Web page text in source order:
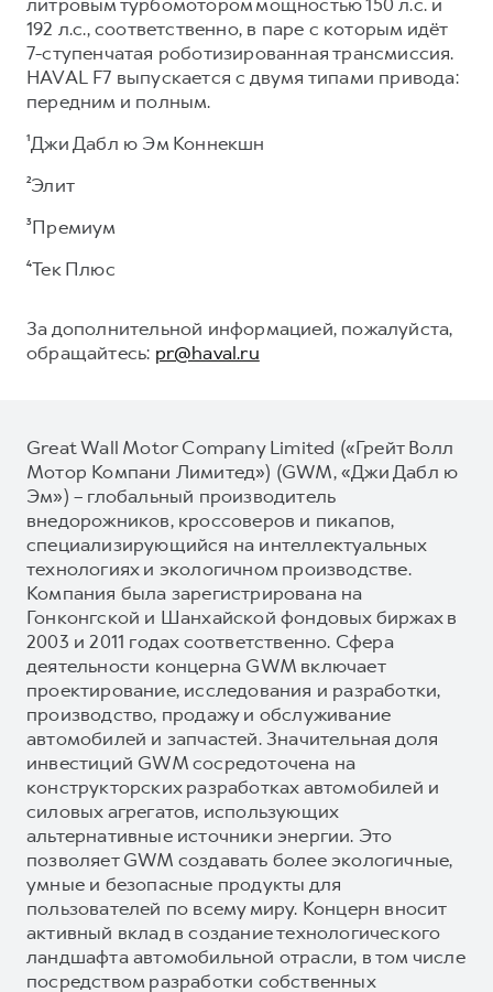
192 л.с., соответственно, в паре с которым идёт
7-ступенчатая роботизированная трансмиссия.
HAVAL F7 выпускается с двумя типами привода:
передним и полным.
¹Джи Дабл ю Эм Коннекшн
²Элит
³Премиум
⁴Тек Плюс
За дополнительной информацией, пожалуйста,
обращайтесь: pr@haval.ru
Great Wall Motor Company Limited («Грейт Волл
Мотор Компани Лимитед») (GWM, «Джи Дабл ю
Эм») – глобальный производитель
внедорожников, кроссоверов и пикапов,
специализирующийся на интеллектуальных
технологиях и экологичном производстве.
Компания была зарегистрирована на
Гонконгской и Шанхайской фондовых биржах в
2003 и 2011 годах соответственно. Сфера
деятельности концерна GWM включает
проектирование, исследования и разработки,
производство, продажу и обслуживание
автомобилей и запчастей. Значительная доля
инвестиций GWM сосредоточена на
конструкторских разработках автомобилей и
силовых агрегатов, использующих
альтернативные источники энергии. Это
позволяет GWM создавать более экологичные,
умные и безопасные продукты для
пользователей по всему миру. Концерн вносит
активный вклад в создание технологического
ландшафта автомобильной отрасли, в том числе
посредством разработки собственных